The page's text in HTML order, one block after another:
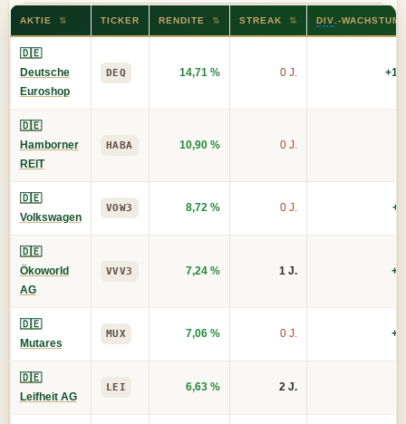
AKTIE ⇅ TICKER RENDITE ⇅ STREAK ⇅ DIV .-
🇩🇪
Deutsche
Euroshop
DEQ 14,71 % 0 J.
🇩🇪
Hamborner
REIT
HABA 10,90 % 0 J.
🇩🇪
Volkswagen
VOW3 8,72 % 0 J.
🇩🇪
Ökoworld
AG
VVV3 7,24 % 1 J.
🇩🇪
Mutares
MUX 7,06 % 0 J.
🇩🇪
Leifheit AG
LEI 6,63 % 2 J.